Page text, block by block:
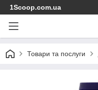
1Scoop.com.ua
Товари та послуги